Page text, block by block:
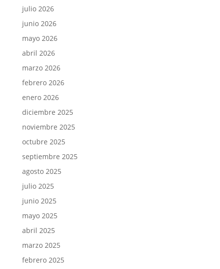
julio 2026
junio 2026
mayo 2026
abril 2026
marzo 2026
febrero 2026
enero 2026
diciembre 2025
noviembre 2025
octubre 2025
septiembre 2025
agosto 2025
julio 2025
junio 2025
mayo 2025
abril 2025
marzo 2025
febrero 2025